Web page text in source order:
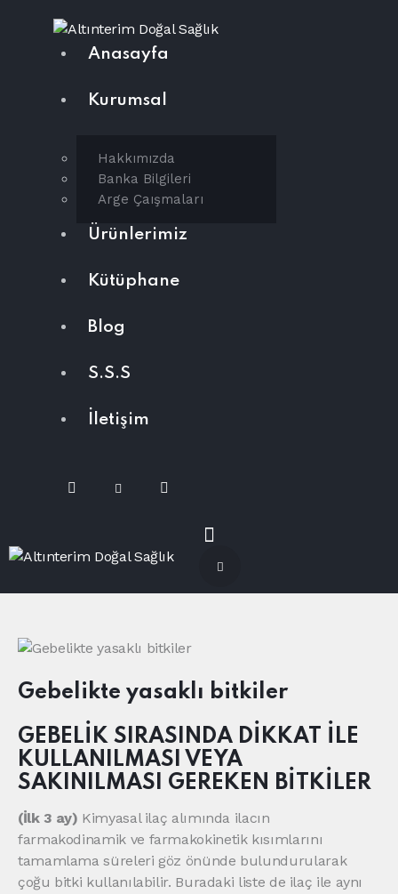
Anasayfa
Kurumsal
Hakkımızda
Banka Bilgileri
Arge Çaışmaları
Ürünlerimiz
Kütüphane
Blog
S.S.S
İletişim
Gebelikte yasaklı bitkiler
GEBELİK SIRASINDA DİKKAT İLE
KULLANILMASI VEYA
SAKINILMASI GEREKEN BİTKİLER
(İlk 3 ay) Kimyasal ilaç alımında ilacın
farmakodinamik ve farmakokinetik kısımlarını
tamamlama süreleri göz önünde bulundurularak
çoğu bitki kullanılabilir. Buradaki liste de ilaç ile aynı